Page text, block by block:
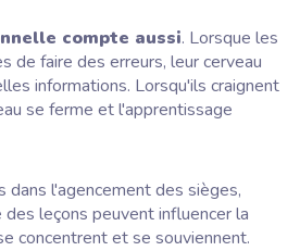
compte aussi. Lorsque les
de faire des erreurs, leur cerveau
informations. Lorsqu'ils craignent
se ferme et l'apprentissage
dans l'agencement des sièges,
leçons peuvent influencer la
concentrent et se souviennent.